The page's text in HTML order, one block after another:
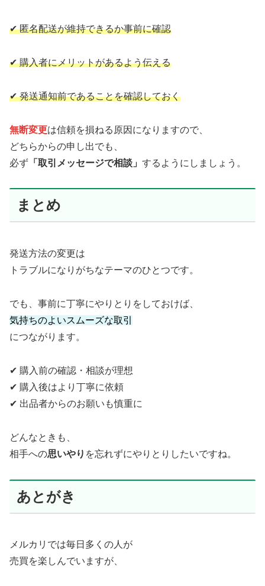
✔ 匿名配送が維持できるか事前に確認
✔ 購入者にメリットがあるよう伝える
✔ 発送通知前であることを確認しておく
無断変更は信頼を損ねる原因になりますので、
どちらからの申し出でも、
必ず 「取引メッセージで相談」 するようにしましょう。
まとめ
発送方法の変更は
トラブルになりがちなテーマのひとつです。
でも、事前に丁寧にやりとりをしておけば、
気持ちのよいスムーズな取引
につながります。
✔ 購入前の確認・相談が理想
✔ 購入後はより丁寧に依頼
✔ 出品者からのお願いも慎重に
どんなときも、
相手への思いやり を忘れずにやりとりしたいですね。
あとがき
メルカリでは毎日多くの人が
売買を楽しんでいますが、